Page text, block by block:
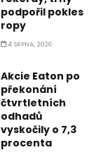
podpořil pokles
ropy
4 SRPNA, 2026
Akcie Eaton po
překonání
čtvrtletních
odhadů
vyskočily o 7,3
procenta